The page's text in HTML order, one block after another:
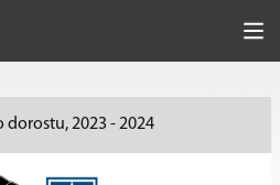
dorostu, 2023 - 2024